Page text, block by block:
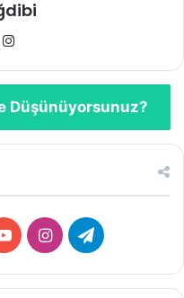
X
Düşünüyorsunuz?
YouTubeInstagramTelegram